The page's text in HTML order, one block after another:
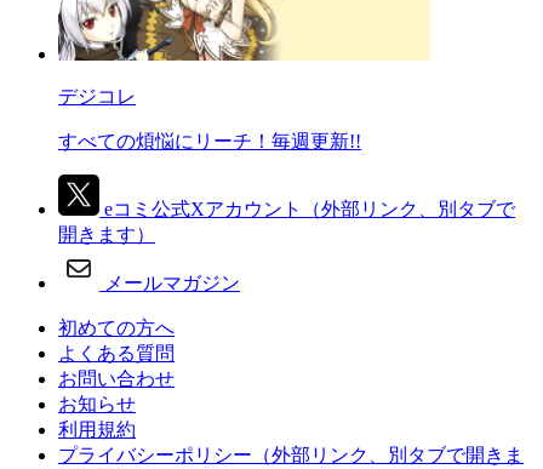
デジコレ
すべての煩悩にリーチ！毎週更新!!
eコミ公式Xアカウント
（外部リンク、別タブで
開きます）
メールマガジン
初めての方へ
よくある質問
お問い合わせ
お知らせ
利用規約
プライバシーポリシー （外部リンク、別タブで開きま